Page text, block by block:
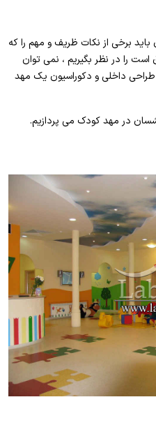
برخی از نکات ظریف و مهم را که
را در نظر بگیریم ، نمی توان
داخلی و دکوراسیون یک مهد
در مهد کودک می پردازیم.